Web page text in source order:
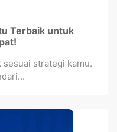
Terbaik untuk
strategi kamu.